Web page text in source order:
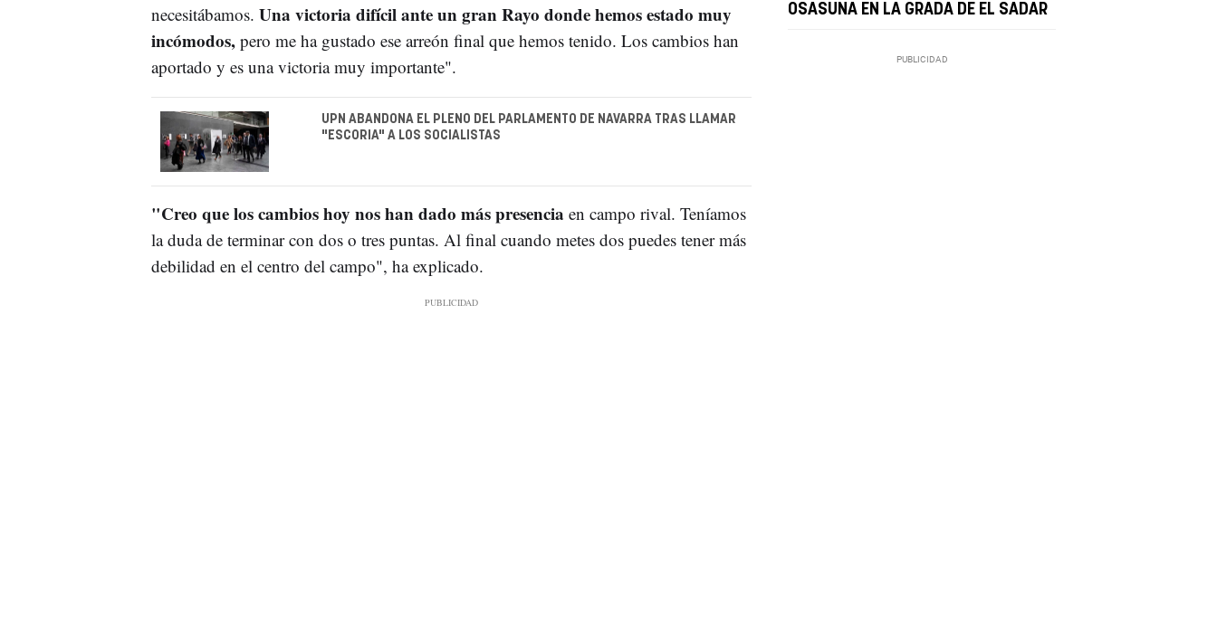
necesitábamos. Una victoria difícil ante un gran Rayo donde hemos estado muy
incómodos, pero me ha gustado ese arreón final que hemos tenido. Los cambios han
aportado y es una victoria muy importante".
UPN ABANDONA EL PLENO DEL PARLAMENTO DE NAVARRA TRAS LLAMAR
"ESCORIA" A LOS SOCIALISTAS
"Creo que los cambios hoy nos han dado más presencia en campo rival. Teníamos
la duda de terminar con dos o tres puntas. Al final cuando metes dos puedes tener más
debilidad en el centro del campo", ha explicado.
OSASUNA EN LA GRADA DE EL SADAR